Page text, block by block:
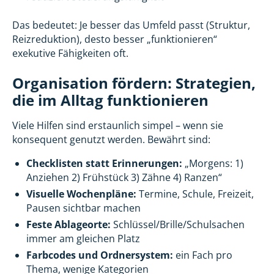
Das bedeutet: Je besser das Umfeld passt (Struktur,
Reizreduktion), desto besser „funktionieren“
exekutive Fähigkeiten oft.
Organisation fördern: Strategien,
die im Alltag funktionieren
Viele Hilfen sind erstaunlich simpel – wenn sie
konsequent genutzt werden. Bewährt sind:
Checklisten statt Erinnerungen: „Morgens: 1)
Anziehen 2) Frühstück 3) Zähne 4) Ranzen“
Visuelle Wochenpläne: Termine, Schule, Freizeit,
Pausen sichtbar machen
Feste Ablageorte: Schlüssel/Brille/Schulsachen
immer am gleichen Platz
Farbcodes und Ordnersystem: ein Fach pro
Thema, wenige Kategorien